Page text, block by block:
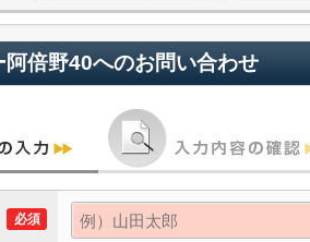
阿倍野40へのお問い合わせ
必須